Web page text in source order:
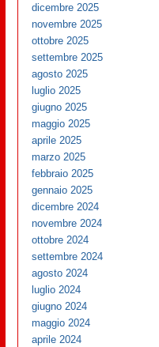
dicembre 2025
novembre 2025
ottobre 2025
settembre 2025
agosto 2025
luglio 2025
giugno 2025
maggio 2025
aprile 2025
marzo 2025
febbraio 2025
gennaio 2025
dicembre 2024
novembre 2024
ottobre 2024
settembre 2024
agosto 2024
luglio 2024
giugno 2024
maggio 2024
aprile 2024